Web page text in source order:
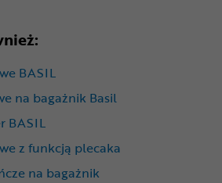
BASIL
na bagażnik Basil
BASIL
z funkcją plecaka
na bagażnik